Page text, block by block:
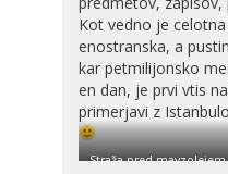
Kot vedno je
enostranska, a
kar petmilijonsko
en dan, je prvi vtis
primerjavi z
Straža pred mavzolejem